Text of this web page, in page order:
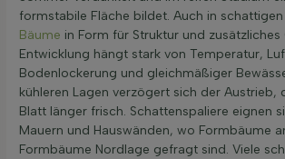
formstabile Fläche bildet. Auch in
Bäume in Form für Struktur und zusätzliches
Entwicklung hängt stark von Temperatur,
Bodenlockerung und gleichmäßiger
kühleren Lagen verzögert sich der Austrieb,
Blatt länger frisch. Schattenspaliere eignen
Mauern und Hauswänden, wo Formbäume
Formbäume Nordlage gefragt sind. Viele